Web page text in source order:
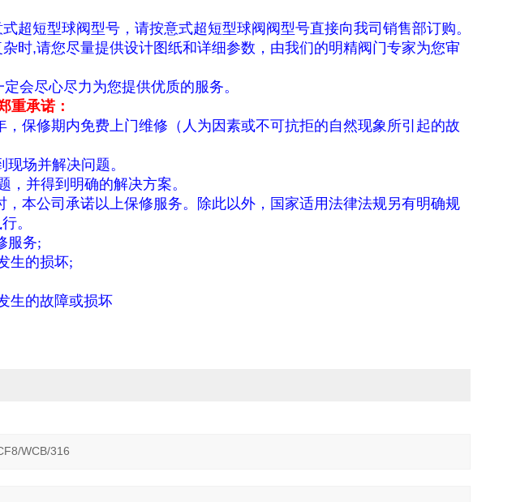
超短型球阀型号，请按意式超短型球阀阀型号直接向我司销售部订购。
时,请您尽量提供设计图纸和详细参数，由我们的明精阀门专家为您审
会尽心尽力为您提供优质的服务。
重承诺：
保修期内免费上门维修（人为因素或不可抗拒的自然现象所引起的故
场并解决问题。
，并得到明确的解决方案。
本公司承诺以上保修服务。除此以外，国家适用法律法规另有明确规
。
服务;
生的损坏;
生的故障或损坏